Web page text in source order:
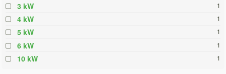
3 kW
1
4 kW 1
5 kW 1
6 kW 1
10 kW 1